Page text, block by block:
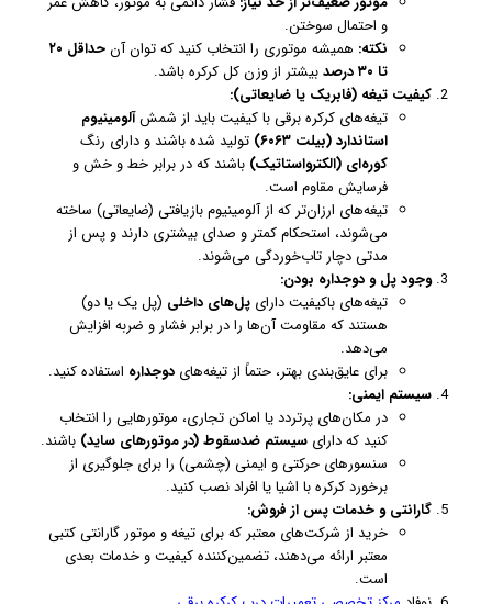
و احتمال سوختن.
نکته: همیشه موتوری را انتخاب کنید که توان آن
حداقل ۲۰
تا ۳۰ درصد
بیشتر از وزن کل کرکره باشد.
کیفیت تیغه (فابریک یا ضایعاتی):
تیغه‌های کرکره برقی با کیفیت باید از شمشآلومینیوم
استاندارد (بیلت ۶۰۶۳)
تولید شده باشند و دارای رنگ
کوره‌ای (الکترواستاتیک) باشند که در برابر خط و خش و
فرسایش مقاوم است.
تیغه‌های ارزان‌تر که از آلومینیوم بازیافتی (ضایعاتی) ساخته
می‌شوند، استحکام کمتر و صدای بیشتری دارند و پس از
مدتی دچار تاب‌خوردگی می‌شوند.
وجود پل و دوجداره بودن:
تیغه‌های باکیفیت دارای پل‌های داخلی (پل یک یا دو)
هستند که مقاومت آن‌ها را در برابر فشار و ضربه افزایش
می‌دهد.
برای عایق‌بندی بهتر، حتماً از تیغه‌های دوجداره استفاده کنید.
سیستم ایمنی:
در مکان‌های پرتردد یا اماکن تجاری، موتورهایی را انتخاب
کنید که دارای سیستم ضدسقوط (در موتورهای ساید) باشند.
سنسورهای حرکتی و ایمنی (چشمی) را برای جلوگیری از
برخورد کرکره با اشیا یا افراد نصب کنید.
گارانتی و خدمات پس از فروش:
خرید از شرکت‌های معتبر که برای تیغه و موتور گارانتی کتبی
معتبر ارائه می‌دهند، تضمین‌کننده کیفیت و خدمات بعدی
است.